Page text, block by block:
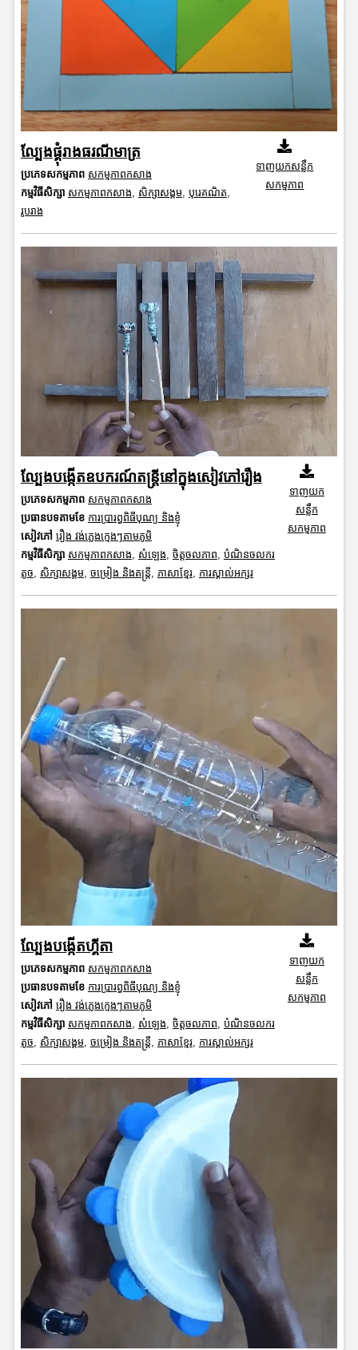
ល្បែងផ្គុំរាងធរណីមាត្រ
ប្រភេទសកម្មភាព សកម្មភាពកសាង
កម្មវិធីសិក្សា សកម្មភាពកសាង, សិក្សាសង្គម, បុរេគណិត,
រូបរាង
ទាញយកសន្លឹក
សកម្មភាព
ល្បែងបង្កើតឧបករណ៍តន្ត្រីនៅក្នុងសៀវភៅរឿង
ប្រភេទសកម្មភាព សកម្មភាពកសាង
ប្រធានបទតាមខែ ការប្រារព្ធពិធីបុណ្យ និងខ្ញុំ
សៀវភៅ រឿង វង់ភ្លេងក្មេងៗតាមភូមិ
កម្មវិធីសិក្សា សកម្មភាពកសាង សំឡេង ចិត្តចលភាព បំណិនចលករ
តូច
សិក្សាសង្គម, ចម្រៀង និងតន្ត្រី ភាសាខ្មែរ, ការស្គាល់អក្សរ
ទាញយក
សន្លឹក
សកម្មភាព
ល្បែងបង្កើតហ្គីតា
ប្រភេទសកម្មភាព សកម្មភាពកសាង
ប្រធានបទតាមខែ ការប្រារព្ធពិធីបុណ្យ និងខ្ញុំ
សៀវភៅ រឿង វង់ភ្លេងក្មេងៗតាមភូមិ
កម្មវិធីសិក្សា សកម្មភាពកសាង សំឡេង ចិត្តចលភាព បំណិនចលករ
តូច
សិក្សាសង្គម, ចម្រៀង និងតន្ត្រី ភាសាខ្មែរ, ការស្គាល់អក្សរ
ទាញយក
សន្លឹក
សកម្មភាព